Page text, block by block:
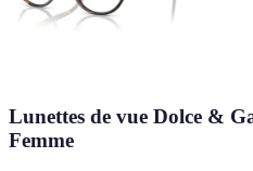
Lunettes de vue Dolce &
Femme